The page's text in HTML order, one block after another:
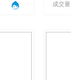
成交量